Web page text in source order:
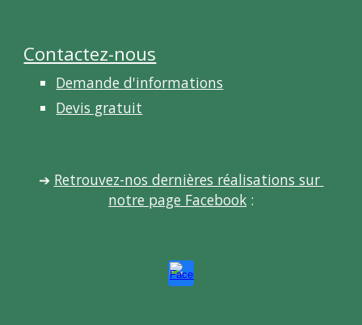
Contactez-nous
Demande d'informations
Devis gratuit
➔ Retrouvez-nos dernières réalisations sur
notre page Facebook :